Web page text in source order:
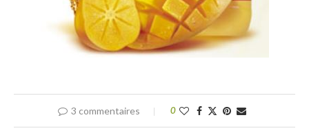
3 commentaires 0